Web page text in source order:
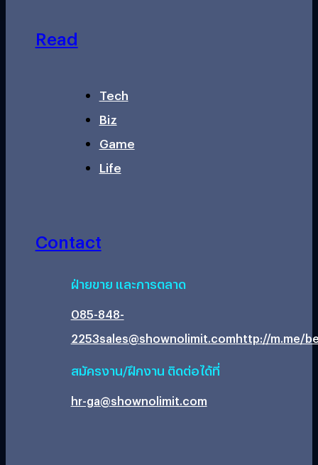
Read
Tech
Biz
Game
Life
Contact
ฝ่ายขาย และการตลาด
085-848-
2253sales@shownolimit.comhttp://m.me/
สมัครงาน/ฝึกงาน ติดต่อได้ที่
hr-ga@shownolimit.com